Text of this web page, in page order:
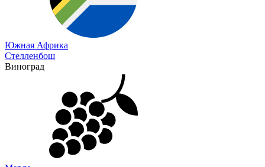
Южная Африка
Стелленбош
Виноград